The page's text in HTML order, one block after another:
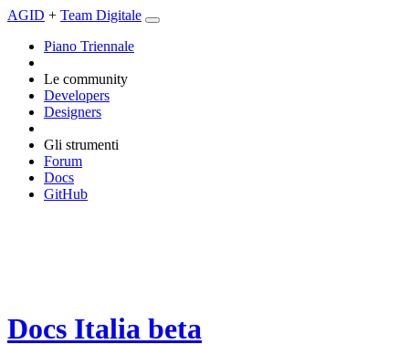
AGID + Team Digitale
Piano Triennale
Le community
Developers
Designers
Gli strumenti
Forum
Docs
GitHub
Docs Italia beta